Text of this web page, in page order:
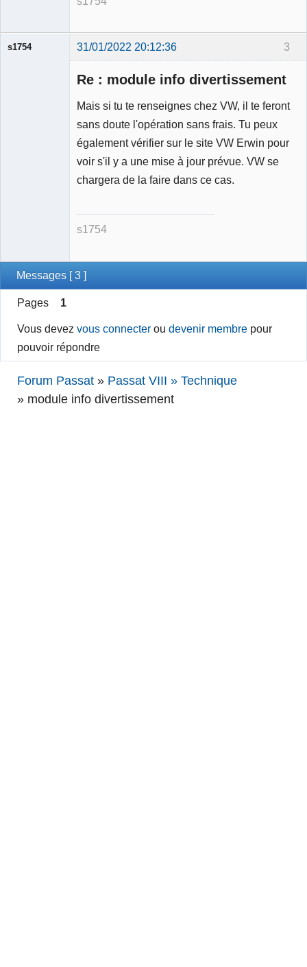
3
s1754 31/01/2022 20:12:36
Re : module info divertissement
Mais si tu te renseignes chez VW, il te feront
sans doute l'opération sans frais. Tu peux
également vérifier sur le site VW Erwin pour
voir s'il y a une mise à jour prévue. VW se
chargera de la faire dans ce cas.
s1754
Messages [ 3 ]
Pages 1
Vous devezvous connecter oudevenir membre pour
pouvoir répondre
Forum Passat » Passat VIII » Technique
» module info divertissement